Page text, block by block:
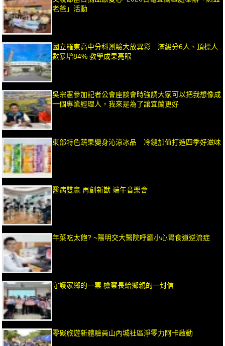
老爸」活動
國立羅東高中分科測驗大放異彩 滿級分6人、頂標人
數暴增84% 教學成果亮眼
吳宗憲參加記者公會座談會時強調大家可以把我想像成
一個專業經理人，我來是為了讓宜蘭更好
東部特色蔬果變身沁涼冰品 冷鏈加值打造四季好滋味
醫病雙贏 再創新猷 端午音樂會
年菜吃太飽? ~陽明交大醫院呼籲小心胃食道逆流症
守護家鄉的一票 檢察長給鄉親的一封信
零碳旅遊新體驗員山內城社區淨零力阿卡啟動